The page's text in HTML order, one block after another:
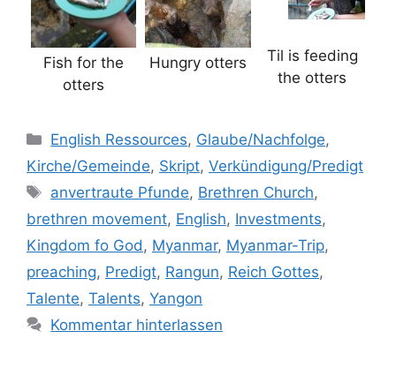
Fish for the
otters
Hungry otters
Til is feeding
the otters
Kategorien
English Ressources, Glaube/Nachfolge,
Kirche/Gemeinde, Skript, Verkündigung/Predigt
Schlagwörter
anvertraute Pfunde, Brethren Church,
brethren movement, English, Investments,
Kingdom fo God , Myanmar, Myanmar-Trip,
preaching, Predigt, Rangun, Reich Gottes,
Talente, Talents, Yangon
Kommentar hinterlassen